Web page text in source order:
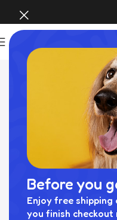
Before you
Enjoy free
you finish checkout
COLLAR /